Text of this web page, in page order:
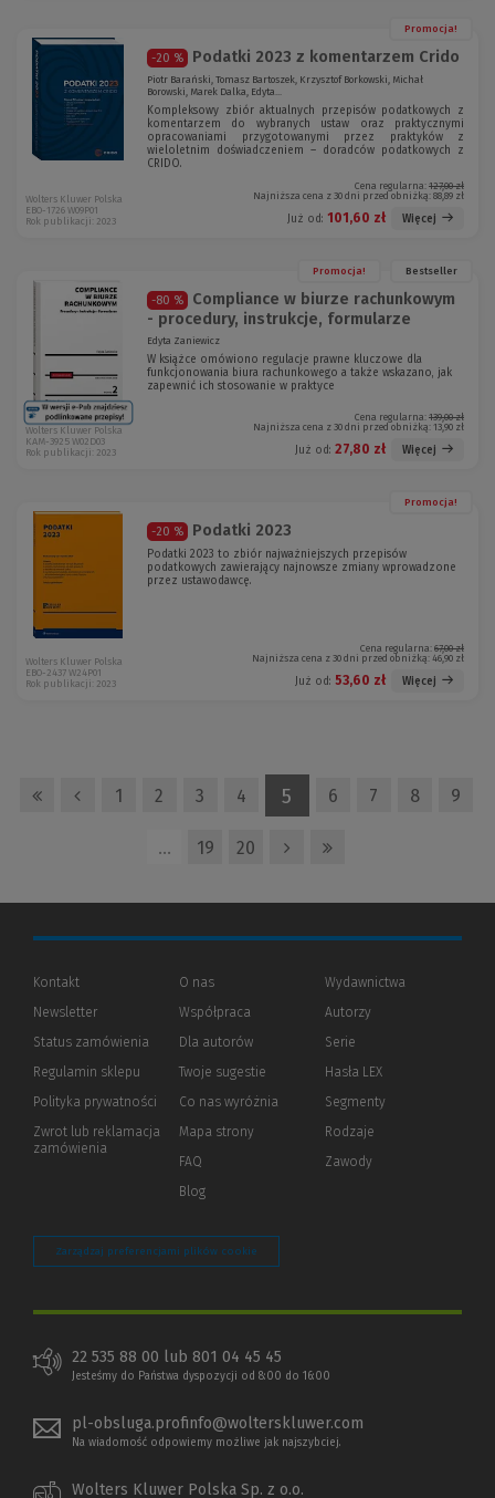
Promocja!
-20 % Podatki 2023 z komentarzem Crido
Piotr Barański, Tomasz Bartoszek, Krzysztof Borkowski, Michał
Borowski, Marek Dalka, Edyta...
Kompleksowy zbiór aktualnych przepisów podatkowych z
komentarzem do wybranych ustaw oraz praktycznymi
opracowaniami przygotowanymi przez praktyków z
wieloletnim doświadczeniem – doradców podatkowych z
CRIDO.
Cena regularna: 127,00 zł
Najniższa cena z 30 dni przed obniżką: 88,89 zł
Już od: 101,60 zł Więcej
Wolters Kluwer Polska
EBO-1726 W09P01
Rok publikacji: 2023
Promocja! Bestseller
-80 %
Compliance w biurze rachunkowym
- procedury, instrukcje, formularze
Edyta Zaniewicz
W książce omówiono regulacje prawne kluczowe dla
funkcjonowania biura rachunkowego a także wskazano, jak
zapewnić ich stosowanie w praktyce
Cena regularna: 139,00 zł
Najniższa cena z 30 dni przed obniżką: 13,90 zł
Już od: 27,80 zł Więcej
Wolters Kluwer Polska
KAM-3925 W02D03
Rok publikacji: 2023
Promocja!
-20 % Podatki 2023
Podatki 2023 to zbiór najważniejszych przepisów
podatkowych zawierający najnowsze zmiany wprowadzone
przez ustawodawcę.
Cena regularna: 67,00 zł
Najniższa cena z 30 dni przed obniżką: 46,90 zł
Już od: 53,60 zł Więcej
Wolters Kluwer Polska
EBO-2437 W24P01
Rok publikacji: 2023
1 2 3 4 5 6 7 8 9
… 19 20
Kontakt
Newsletter
Status zamówienia
Regulamin sklepu
Polityka prywatności (Nowe
(Link
innej
Zwrot lub reklamacja
zamówienia
O nas
Współpraca
Dla autorów(Nowe
(Link
innej
strony)
Twoje sugestie
Co nas wyróżnia
Mapa strony
FAQ
Blog
Wydawnictwa
Autorzy
Serie
Hasła LEX
Segmenty
Rodzaje
Zawody
Zarządzaj preferencjami plików cookie
22 535 88 00 lub 801 04 45 45
Jesteśmy do Państwa dyspozycji od 8:00 do 16:00
pl-obsluga.profinfo@wolterskluwer.com
Na wiadomość odpowiemy możliwe jak najszybciej.
Wolters Kluwer Polska Sp. z o.o.